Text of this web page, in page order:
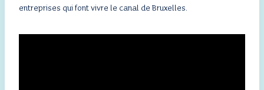
entreprises qui font vivre le canal de Bruxelles.